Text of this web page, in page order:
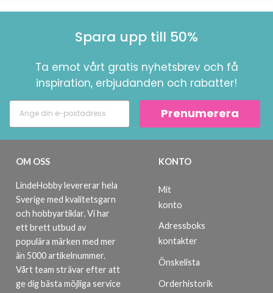
Spara upp till 50%
Ta emot vårt gratis nyhetsbrev och få
inspiration, erbjudanden och rabatter!
Prenumerera
OM OSS
LindeHobby levererar hela
Sverige med kvalitetsgarn
och hobbyartiklar. Vi har
ett brett utbud av
populära märken med mer
än 5000 artikelnummer.
Vårt team strävar efter att
ge dig bästa möjliga service
KONTO
Mit
konto
Adressboks
kontakter
Önskelista
Orderhistorik